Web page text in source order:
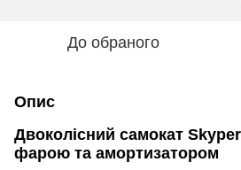
До обраного
Опис
Двоколісний самокат
фарою та амортизатором